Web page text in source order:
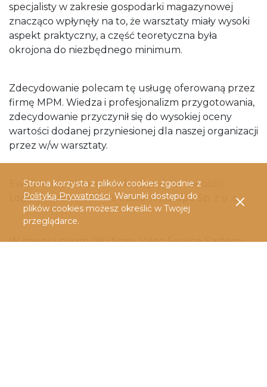
specjalisty w zakresie gospodarki magazynowej
znacząco wpłynęły na to, że warsztaty miały wysoki
aspekt praktyczny, a część teoretyczna była
okrojona do niezbędnego minimum.
Zdecydowanie polecam tę usługę oferowaną przez
firmę MPM. Wiedza i profesjonalizm przygotowania,
zdecydowanie przyczynił się do wysokiej oceny
wartości dodanej przyniesionej dla naszej organizacji
przez w/w warsztaty.
Ewa Wawer-Modrakowska, Dyrektor Jakości i
Logistyki, Valeo Service Eastern Europe Sp. z o .o.
W imieniu swoim jak i firmy Valeo Service Eastern
Strona korzysta z plików cookies zgodnie z
Polityką Prywatności. Warunki dostępu do
plików cookies możesz określić w Twojej
przeglądarce.